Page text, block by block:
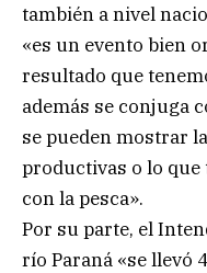
también a nivel
«es un evento bien
resultado que
además se conjuga
se pueden mostrar
productivas o lo que
con la pesca».
Por su parte, el
río Paraná «se llevó